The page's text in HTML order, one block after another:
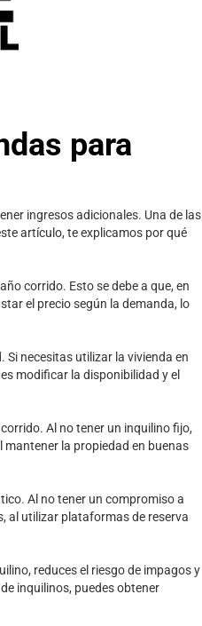
para
ingresos adicionales. Una de las
artículo, te explicamos por qué
corrido. Esto se debe a que, en
el precio según la demanda, lo
necesitas utilizar la vivienda en
modificar la disponibilidad y el
Al no tener un inquilino fijo,
mantener la propiedad en buenas
Al no tener un compromiso a
al utilizar plataformas de reserva
reduces el riesgo de impagos y
inquilinos, puedes obtener